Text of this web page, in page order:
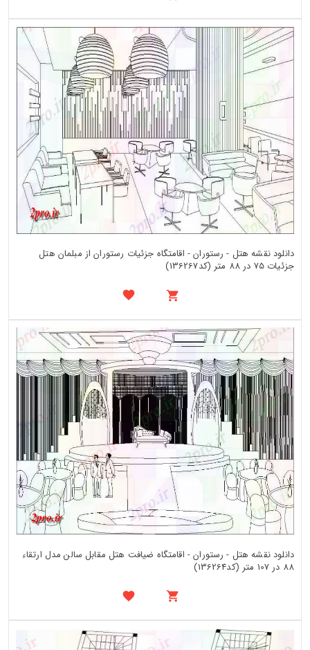
دانلود نقشه هتل - رستوران - اقامتگاه جزئیات رستوران از مبلمان هتل
جزئیات 75 در 88 متر (کد136267)
دانلود نقشه هتل - رستوران - اقامتگاه ضیافت هتل مقابل سالن مدل ارتقاء
88 در 107 متر (کد136264)